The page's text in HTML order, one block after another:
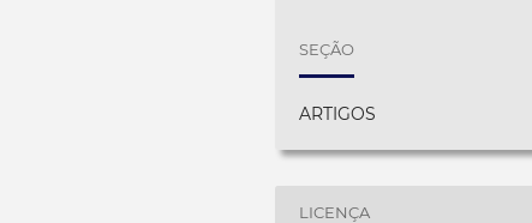
SEÇÃO
ARTIGOS
LICENÇA